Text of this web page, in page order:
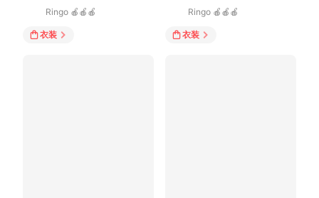
Ringo 🍎🍎🍎
衣装
Ringo 🍎🍎🍎
衣装